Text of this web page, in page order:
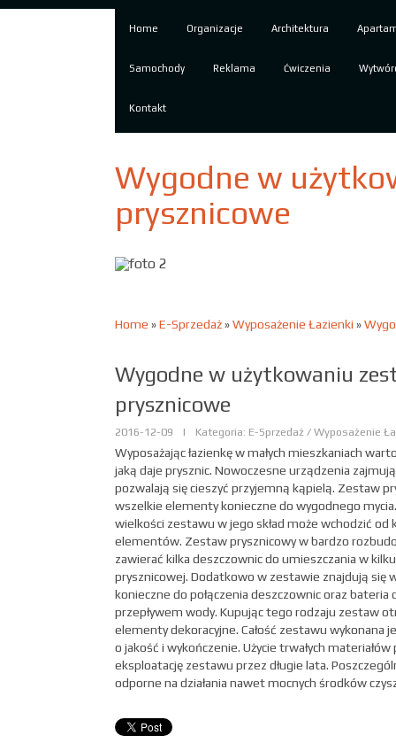
Home Organizacje Architektura
Samochody Reklama Ćwiczenia
Kontakt
Wygodne w
prysznicowe
Home »E-Sprzedaż»Wyposażenie Łazienki »
Wygodne w użytkowaniu
prysznicowe
2016-12-09 | Kategoria: E-Sprzedaż / Wyposażenie
Wyposażając łazienkę w małych mieszkaniach
jaką daje prysznic. Nowoczesne urządzenia
pozwalają się cieszyć przyjemną kąpielą. Zestaw
wszelkie elementy konieczne do wygodnego
wielkości zestawu w jego skład może wchodzić od
elementów. Zestaw prysznicowy w bardzo
zawierać kilka deszczownic do umieszczania w
prysznicowej. Dodatkowo w zestawie znajdują się
konieczne do połączenia deszczownic oraz bateria
przepływem wody. Kupując tego rodzaju zestaw
elementy dekoracyjne. Całość zestawu wykonana
o jakość i wykończenie. Użycie trwałych
eksploatację zestawu przez długie lata.
odporne na działania nawet mocnych środków